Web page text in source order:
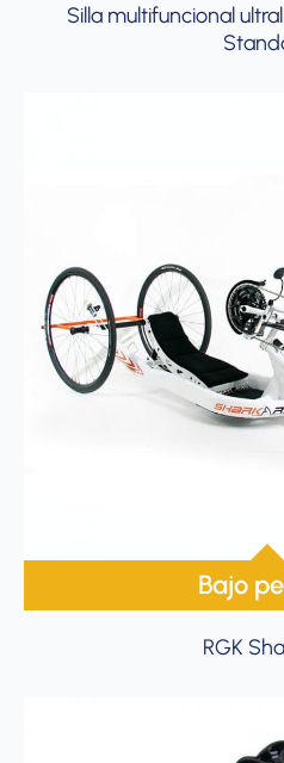
Silla multifuncional
Bajo
RGK